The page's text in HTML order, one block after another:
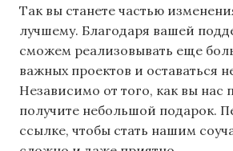
Так вы станете частью
лучшему. Благодаря вашей
сможем реализовывать еще
важных проектов и оставаться
Независимо от того, как вы нас
получите небольшой подарок.
ссылке, чтобы стать нашим